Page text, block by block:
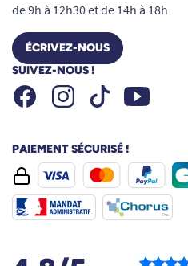
de 9h à 12h30 et de 14h à 18h
ÉCRIVEZ-NOUS
SUIVEZ-NOUS !
FacebookInstagramTiktok Youtube
PAIEMENT SÉCURISÉ !